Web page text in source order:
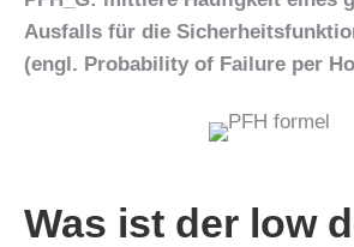
Ausfalls für die
(engl. Probability of Failure per
Was ist der low